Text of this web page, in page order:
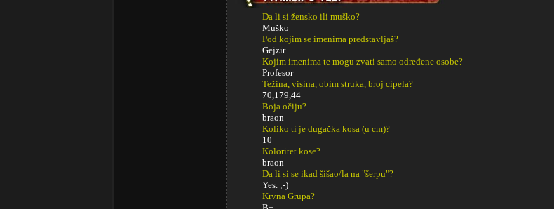
Da li si žensko ili muško?
Muško
Pod kojim se imenima predstavljaš?
Gejzir
Kojim imenima te mogu zvati samo određene osobe?
Profesor
Težina, visina, obim struka, broj cipela?
70,179,44
Boja očiju?
braon
Koliko ti je dugačka kosa (u cm)?
10
Koloritet kose?
braon
Da li si se ikad šišao/la na "šerpu"?
Yes. ;-)
Krvna Grupa?